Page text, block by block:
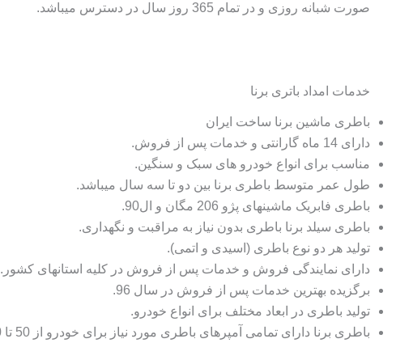
صورت شبانه روزی و در تمام 365 روز سال در دسترس میباشد.
خدمات امداد باتری برنا
باطری ماشین برنا ساخت ایران
دارای 14 ماه گارانتی و خدمات پس از فروش.
مناسب برای انواع خودرو های سبک و سنگین.
طول عمر متوسط باطری برنا بین دو تا سه سال میباشد.
باطری فابریک ماشینهای پژو 206 مگان و ال90.
باطری سیلد برنا باطری بدون نیاز به مراقبت و نگهداری.
تولید هر دو نوع باطری (اسیدی و اتمی).
دارای نمایندگی فروش و خدمات پس از فروش در کلیه استانهای کشور.
برگزیده بهترین خدمات پس از فروش در سال 96.
تولید باطری در ابعاد مختلف برای انواع خودرو.
باطری برنا دارای تمامی آمپرهای باطری مورد نیاز برای خودرو از 50 تا 200 آمپر میباشد.